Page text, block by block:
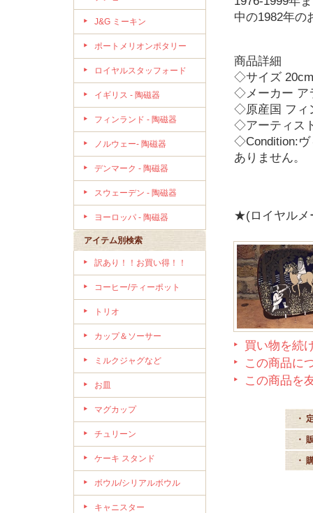
J&G ミーキン
ポートメリオンポタリー
ロイヤルスタッフォード
イギリス - 陶磁器
フィンランド - 陶磁器
ノルウェー- 陶磁器
デンマーク - 陶磁器
スウェーデン - 陶磁器
ヨーロッパ - 陶磁器
アイテム別検索
訳あり！！お買い得！！
コーヒー/ティーポット
トリオ
カップ＆ソーサー
ミルクジャグなど
お皿
マグカップ
チュリーン
ケーキ スタンド
ボウル/シリアルボウル
キャニスター
中の1982年の
商品詳細
◇サイズ 20cm
◇メーカー ア
◇原産国 フィ
◇アーティス
◇Condition:ヴ
ありません。
★(ロイヤルメ
買い物を続
この商品に
この商品を
・
・
・